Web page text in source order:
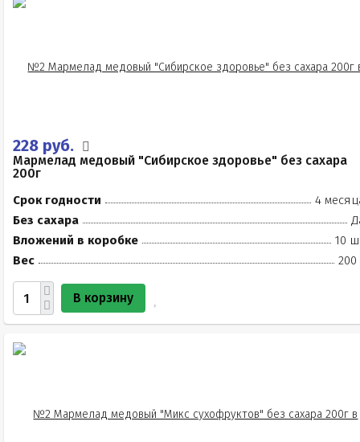
228 руб.
Мармелад медовый "Сибирское здоровье" без сахара
200г
Срок годности
4
Без сахара
Вложений в коробке
10
Вес
200
В корзину